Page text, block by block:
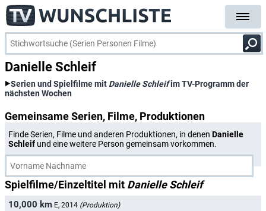
Danielle Schleif
Serien und Spielfilme mit Danielle Schleifim TV-Programm der
nächsten Wochen
Gemeinsame Serien, Filme, Produktionen
Finde Serien, Filme und anderen Produktionen, in denen Danielle
Schleif und eine weitere Person gemeinsam vorkommen.
Spielfilme/Einzeltitel mit Danielle Schleif
10,000 km E, 2014 (Produktion)